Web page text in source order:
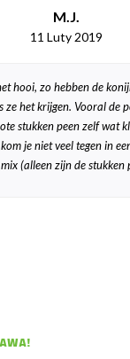
M.J.
11 Luty 2019
hooi, zo hebben de
ze het krijgen. Vooral de
stukken peen zelf wat
je niet veel tegen in
(alleen zijn de stukken